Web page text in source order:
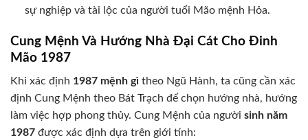
sự nghiệp và tài lộc của người tuổi Mão mệnh Hỏa.
Cung Mệnh Và Hướng Nhà Đại Cát Cho Đinh
Mão 1987
Khi xác định 1987 mệnh gì theo Ngũ Hành, ta cũng cần xác
định Cung Mệnh theo Bát Trạch để chọn hướng nhà, hướng
làm việc hợp phong thủy. Cung Mệnh của người sinh năm
1987 được xác định dựa trên giới tính: